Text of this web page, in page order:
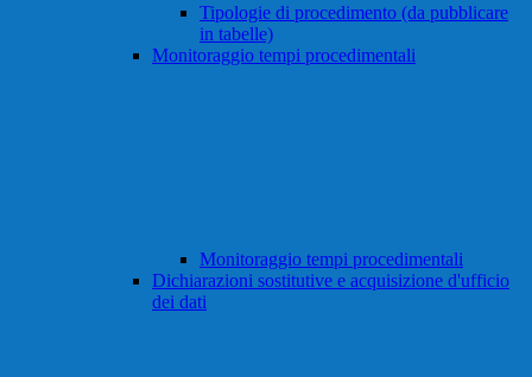
Tipologie di procedimento (da pubblicare
in tabelle)
Monitoraggio tempi procedimentali
Monitoraggio tempi procedimentali
Dichiarazioni sostitutive e acquisizione d'ufficio
dei dati